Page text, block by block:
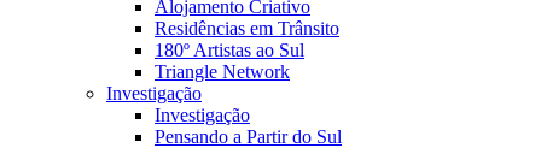
Alojamento Criativo
Residências em Trânsito
180º Artistas ao Sul
Triangle Network
Investigação
Investigação
Pensando a Partir do Sul